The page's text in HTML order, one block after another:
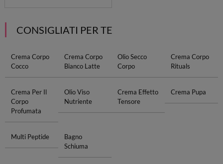
CONSIGLIATI PER TE
Crema Corpo
Cocco
Crema Corpo
Bianco Latte
Olio Secco
Corpo
Crema Corpo
Rituals
Crema Per Il
Corpo
Profumata
Olio Viso
Nutriente
Crema Effetto
Tensore
Crema Pupa
Multi Peptide
Bagno
Schiuma